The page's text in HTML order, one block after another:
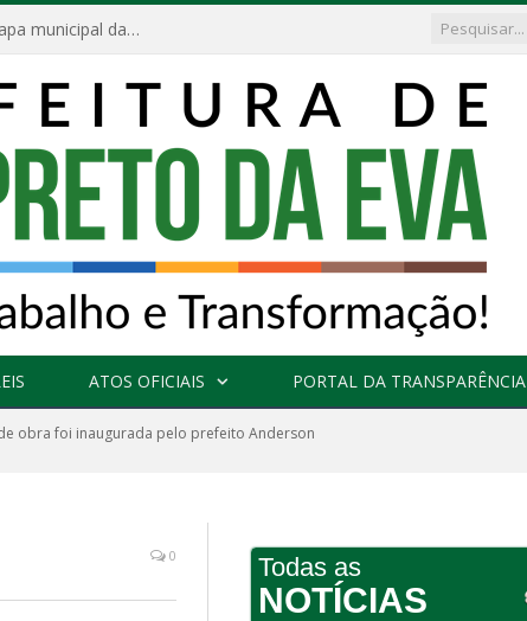
Escola Municipal Divino Espírito Santo conquista etapa municipal da V Feira Amazonense de Matemática
ATOS OFICIAIS PORTAL DA TRANSPARÊNCIA
obra foi inaugurada pelo prefeito Anderson
0 Todas as
NOTÍCIAS